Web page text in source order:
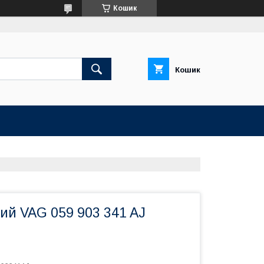
Кошик
Кошик
VAG 059 903 341 AJ